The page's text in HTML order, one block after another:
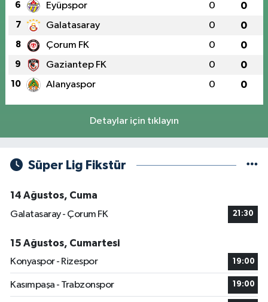
6 Eyüpspor 0 0
7 Galatasaray 0 0
8 Çorum FK 0 0
9 Gaziantep FK 0 0
10 Alanyaspor 0 0
Detaylar için tıklayın
Süper Lig Fikstür
14 Ağustos, Cuma
Galatasaray - Çorum FK
21:30
15 Ağustos, Cumartesi
Konyaspor - Rizespor
19:00
Kasımpaşa - Trabzonspor 19:00